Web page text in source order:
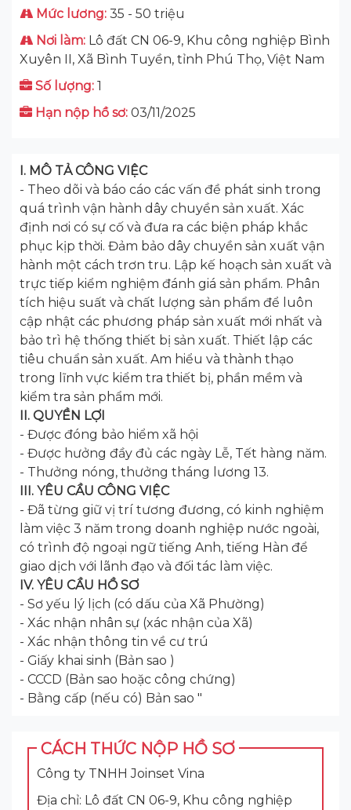
Mức lương: 35 - 50 triệu
Nơi làm: Lô đất CN 06-9, Khu công nghiệp Bình
Xuyên II, Xã Bình Tuyền, tỉnh Phú Thọ, Việt Nam
Số lượng: 1
Hạn nộp hồ sơ: 03/11/2025
I. MÔ TẢ CÔNG VIỆC
- Theo dõi và báo cáo các vấn đề phát sinh trong
quá trình vận hành dây chuyền sản xuất. Xác
định nơi có sự cố và đưa ra các biện pháp khắc
phục kịp thời. Đảm bảo dây chuyền sản xuất vận
hành một cách trơn tru. Lập kế hoạch sản xuất và
trực tiếp kiểm nghiệm đánh giá sản phẩm. Phân
tích hiệu suất và chất lượng sản phẩm để luôn
cập nhật các phương pháp sản xuất mới nhất và
bảo trì hệ thống thiết bị sản xuất. Thiết lập các
tiêu chuẩn sản xuất. Am hiểu và thành thạo
trong lĩnh vực kiểm tra thiết bị, phần mềm và
kiểm tra sản phẩm mới.
II. QUYỀN LỢI
- Được đóng bảo hiểm xã hội
- Được hưởng đầy đủ các ngày Lễ, Tết hàng năm.
- Thưởng nóng, thưởng tháng lương 13.
III. YÊU CẦU CÔNG VIỆC
- Đã từng giữ vị trí tương đương, có kinh nghiệm
làm việc 3 năm trong doanh nghiệp nước ngoài,
có trình độ ngoại ngữ tiếng Anh, tiếng Hàn để
giao dịch với lãnh đạo và đối tác làm việc.
IV. YÊU CẦU HỒ SƠ
- Sơ yếu lý lịch (có dấu của Xã Phường)
- Xác nhận nhân sự (xác nhận của Xã)
- Xác nhận thông tin về cư trú
- Giấy khai sinh (Bản sao )
- CCCD (Bản sao hoặc công chứng)
- Bằng cấp (nếu có) Bản sao "
CÁCH THỨC NỘP HỒ SƠ
Công ty TNHH Joinset Vina
Địa chỉ: Lô đất CN 06-9, Khu công nghiệp